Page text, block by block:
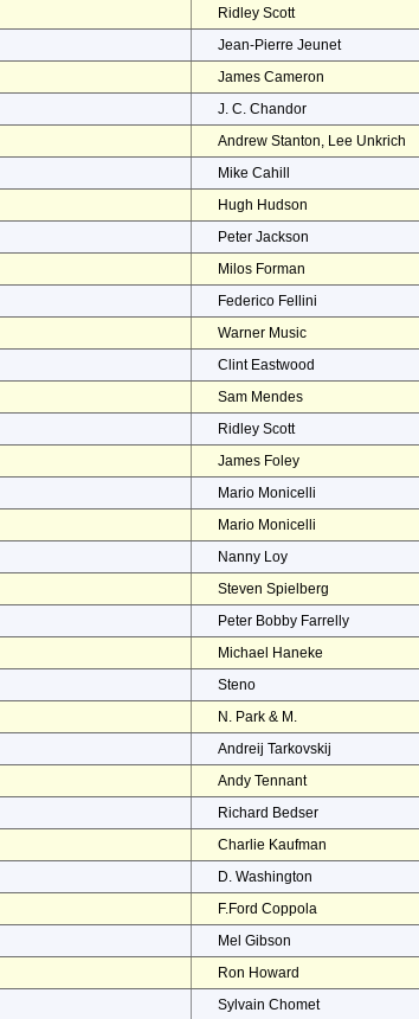
Ridley Scott
Jean-Pierre Jeunet
James Cameron
J. C. Chandor
Andrew Stanton, Lee Unkrich
Mike Cahill
Hugh Hudson
Peter Jackson
Milos Forman
Federico Fellini
Warner Music
Clint Eastwood
Sam Mendes
Ridley Scott
James Foley
Mario Monicelli
Mario Monicelli
Nanny Loy
Steven Spielberg
Peter Bobby Farrelly
Michael Haneke
Steno
N. Park & M.
Andreij Tarkovskij
Andy Tennant
Richard Bedser
Charlie Kaufman
D. Washington
F.Ford Coppola
Mel Gibson
Ron Howard
Sylvain Chomet